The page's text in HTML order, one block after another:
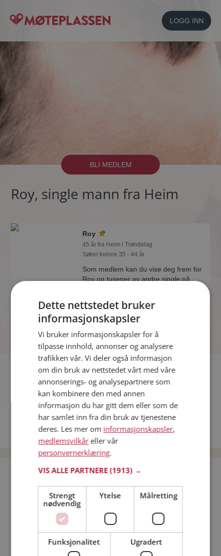
LOGG INN
BLI MEDLEM
Roy, single mann fra Heim
Roy
45 år fra Heim i Trøndelag
Søker kvinne 35 - 44 år
Som medlem kan du vise deg frem for
Roy og tusener av andre single på
Fler single
Flere singlemenn fra Heim: Svenn ,Patrick
Kvinner fra Heim
Date kvinner i Norge
Date menn i Norge
Bli medlem gratis!
Jeg er en:
Dette nettstedet bruker
informasjonskapsler
Vi bruker informasjonskapsler for å
tilpasse innhold, annonser og analysere
trafikken vår. Vi deler også informasjon
om din bruk av nettstedet vårt med våre
annonserings- og analysepartnere som
kan kombinere den med annen
informasjon du har gitt dem eller som de
har samlet inn fra din bruk av tjenestene
deres. Les mer om informasjonskapsler,
medlemsvilkåreller vår
personvernerklæring.
VIS ALLE PARTNERE(1913) →
Strengt
nødvendig
Ytelse Målretting
Funksjonalitet Ugradert